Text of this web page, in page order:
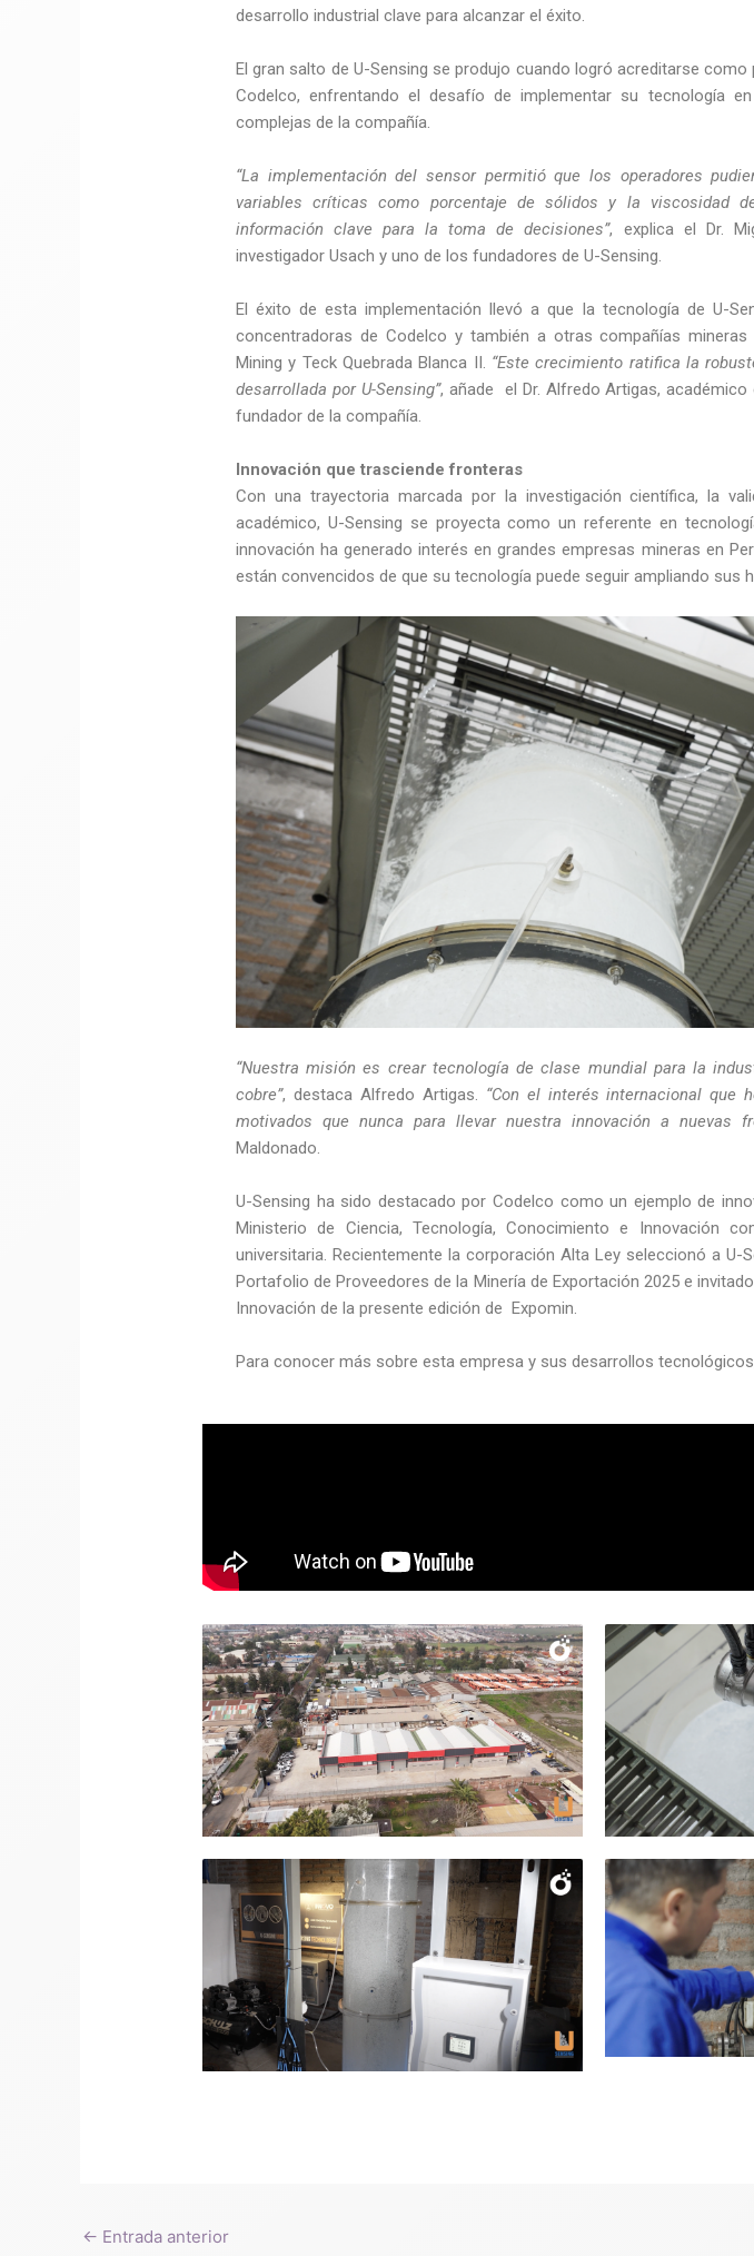
desarrollo industrial clave para alcanzar el éxito.
El gran salto de U-Sensing se produjo cuando logró acreditarse
Codelco, enfrentando el desafío de implementar su tecnología
complejas de la compañía.
“La implementación del sensor permitió que los operadores
variables críticas como porcentaje de sólidos y la viscosidad
información clave para la toma de decisiones”, explica el Dr.
investigador Usach y uno de los fundadores de U-Sensing.
El éxito de esta implementación llevó a que la tecnología de U-
concentradoras de Codelco y también a otras compañías
Mining y Teck Quebrada Blanca II. “Este crecimiento ratifica la
desarrollada por U-Sensing”, añade el Dr. Alfredo Artigas,
fundador de la compañía.
Innovación que trasciende fronteras
Con una trayectoria marcada por la investigación científica, la
académico, U-Sensing se proyecta como un referente en
innovación ha generado interés en grandes empresas mineras en
están convencidos de que su tecnología puede seguir ampliando sus
“Nuestra misión es crear tecnología de clase mundial para la
cobre”, destaca Alfredo Artigas. “Con el interés internacional que
motivados que nunca para llevar nuestra innovación a nuevas
Maldonado.
U-Sensing ha sido destacado por Codelco como un ejemplo de
Ministerio de Ciencia, Tecnología, Conocimiento e Innovación
universitaria. Recientemente la corporación Alta Ley seleccionó a U-
Portafolio de Proveedores de la Minería de Exportación 2025 e
Innovación de la presente edición de Expomin.
Para conocer más sobre esta empresa y sus desarrollos
← Entrada anterior